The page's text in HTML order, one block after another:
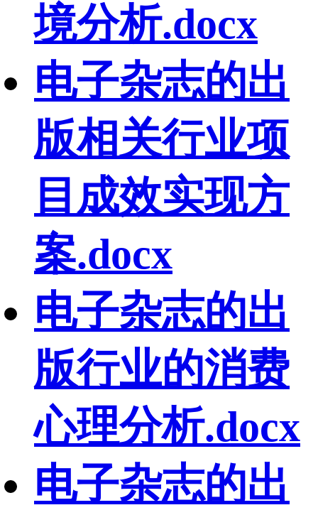
境分析.docx
电子杂志的出
版相关行业项
目成效实现方
案.docx
电子杂志的出
版行业的消费
心理分析.docx
电子杂志的出